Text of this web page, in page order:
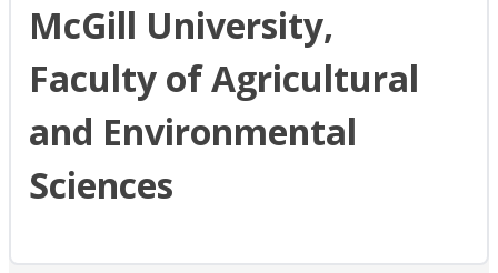
McGill University,
Faculty of Agricultural
and Environmental
Sciences